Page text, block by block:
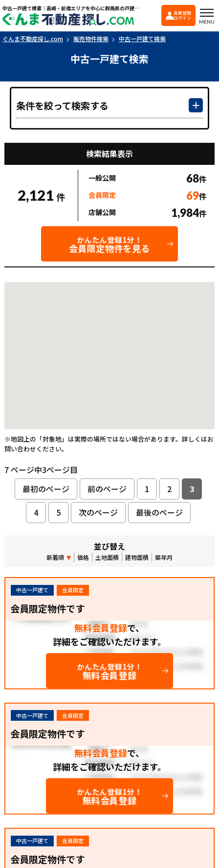
中古一戸建て検索｜高崎・前橋エリアを中心に群馬県の戸建て・マンションを探すなら「ぐんま不動産探し.com」
ぐんま不動産探し
会員登録
ログイン
MENU
ぐんま不動産探し.com 販売物件検索 中古一戸建て検索
中古一戸建て検索
条件を絞って検索する
検索結果表示
2,121 件
一般公開 68件
会員限定 69件
店舗公開 1,984件
かんたん登録1分！
会員限定物件を見る
※地図上の「対象地」は実際の場所ではない場合があります。詳しくはお
問い合わせください。
7 ページ中3ページ目
最初のページ
前のページ 1 2
3
4
5 次のページ 最後のページ
並び替え
新着順 価格 土地面積 建物面積 築年月
中古一戸建て 会員限定
会員限定物件です
無料会員登録で、
詳細をご確認いただけます。
かんたん登録1分！
無料会員登録
中古一戸建て 会員限定
会員限定物件です
無料会員登録で、
詳細をご確認いただけます。
かんたん登録1分！
無料会員登録
中古一戸建て 会員限定
会員限定物件です